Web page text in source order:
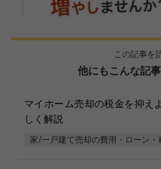
この記事を
他にもこんな記
マイホーム売却の税金を抑え
しく解説
家/一戸建て売却の費用・ローン・